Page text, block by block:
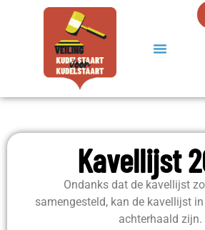
Kavellijst
Ondanks dat de kavellijst
samengesteld, kan de kavellijst
achterhaald zijn.